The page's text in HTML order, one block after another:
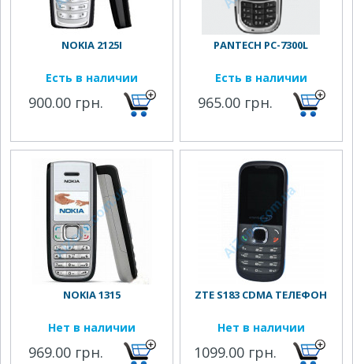
NOKIA 2125I
Есть в наличии
900.00 грн.
PANTECH PC-7300L
Есть в наличии
965.00 грн.
NOKIA 1315
Нет в наличии
969.00 грн.
ZTE S183 CDMA ТЕЛЕФОН
Нет в наличии
1099.00 грн.